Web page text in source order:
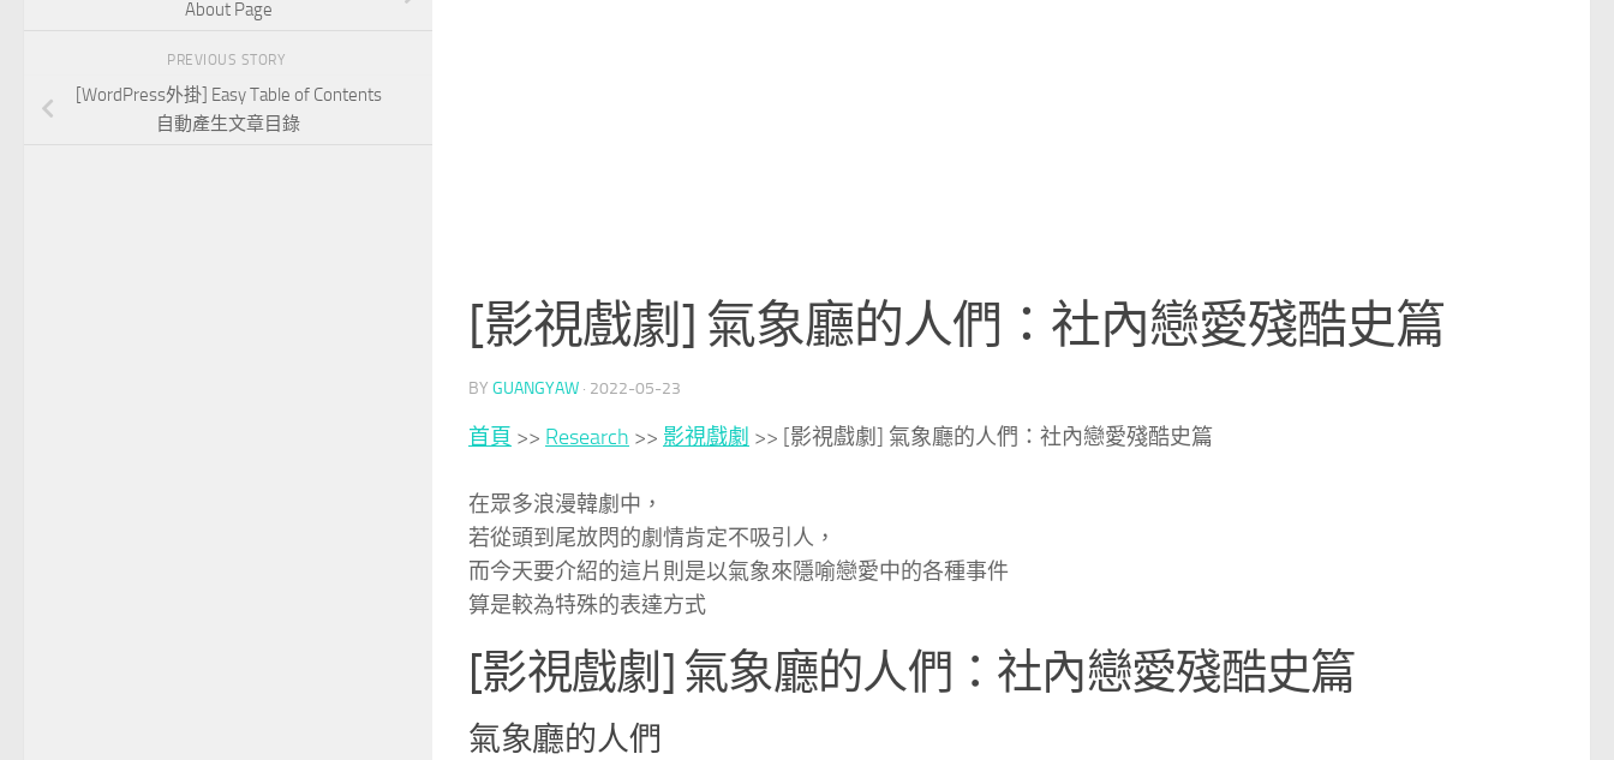
[影視戲劇] 氣象廳的人們：社內戀愛殘酷史篇
BY GUANGYAW · 2022-05-23
首頁 >> Research >> 影視戲劇 >> [影視戲劇] 氣象廳的人們：社內戀愛殘酷史篇
在眾多浪漫韓劇中，
若從頭到尾放閃的劇情肯定不吸引人，
而今天要介紹的這片則是以氣象來隱喻戀愛中的各種事件
算是較為特殊的表達方式
[影視戲劇] 氣象廳的人們：社內戀愛殘酷史篇
氣象廳的人們
About Page
PREVIOUS STORY
[WordPress外掛] Easy Table of Contents
自動產生文章目錄